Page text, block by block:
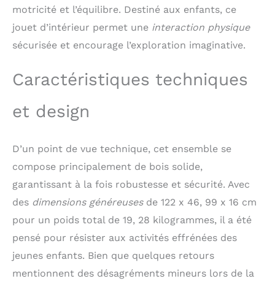
bascule, pont,
petites voitures ou
rampe d'escalade,
enfants un nouveau défi
chaque jour Sécurité et
basculement, des
courbes ergonomiques,
des bords lisses, des
pieds amovibles et des
cordes sécurisées.
maintien tout en
restant doux pour les
petites mains, il permet
aux enfants de jouer en
toute confiance
motricité et l’équilibre. Destiné aux enfants, ce
jouet d’intérieur permet une interaction physique
sécurisée et encourage l’exploration imaginative.
Caractéristiques techniques
et design
D’un point de vue technique, cet ensemble se
compose principalement de bois solide,
garantissant à la fois robustesse et sécurité. Avec
des dimensions généreusesde 122 x 46, 99 x 16 cm
pour un poids total de 19, 28 kilogrammes, il a été
pensé pour résister aux activités effrénées des
jeunes enfants. Bien que quelques retours
mentionnent des désagréments mineurs lors de la